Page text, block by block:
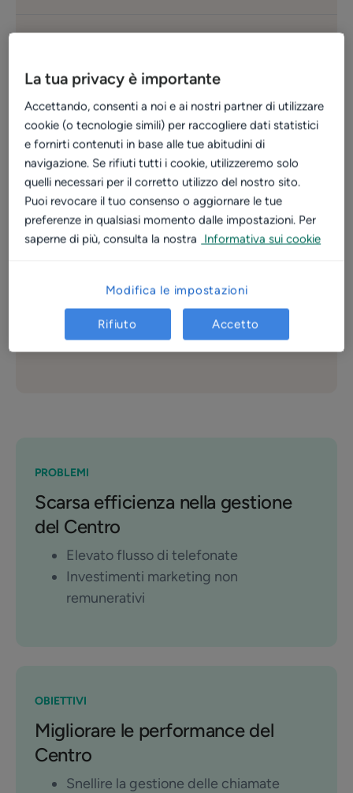
Recensioni Statistiche Prenotazioni online
+ 1400
recensioni online
- 1%
40
professionisti sanitari
PROBLEMI
Scarsa efficienza nella gestione
del Centro
Elevato flusso di telefonate
Investimenti marketing non
remunerativi
OBIETTIVI
Migliorare le performance del
Centro
Snellire la gestione delle chiamate
La tua privacy è importante
Accettando, consenti a noi e ai nostri partner di utilizzare
cookie (o tecnologie simili) per raccogliere dati statistici
e fornirti contenuti in base alle tue abitudini di
navigazione. Se rifiuti tutti i cookie, utilizzeremo solo
quelli necessari per il corretto utilizzo del nostro sito.
Puoi revocare il tuo consenso o aggiornare le tue
preferenze in qualsiasi momento dalle impostazioni. Per
saperne di più, consulta la nostra
Informativa sui cookie
Modifica le impostazioni
Rifiuto Accetto